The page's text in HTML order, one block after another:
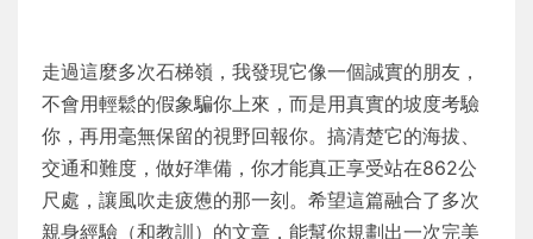
走過這麼多次石梯嶺，我發現它像一個誠實的朋友，
不會用輕鬆的假象騙你上來，而是用真實的坡度考驗
你，再用毫無保留的視野回報你。搞清楚它的海拔、
交通和難度，做好準備，你才能真正享受站在862公
尺處，讓風吹走疲憊的那一刻。希望這篇融合了多次
親身經驗（和教訓）的文章，能幫你規劃出一次完美